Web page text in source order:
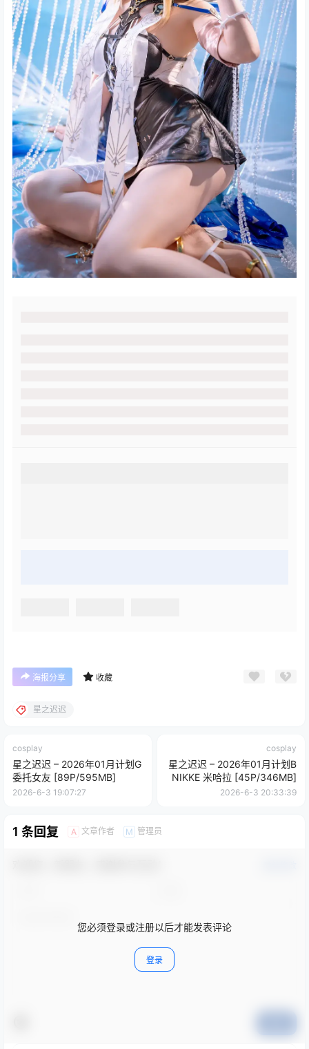
海报分享 收藏
星之迟迟
cosplay
星之迟迟 – 2026年01月计划G
委托女友 [89P/595MB]
2026-6-3 19:07:27
cosplay
星之迟迟 – 2026年01月计划B
NIKKE 米哈拉 [45P/346MB]
2026-6-3 20:33:39
1 条回复 A 文章作者 M 管理员
您必须登录或注册以后才能发表评论
登录